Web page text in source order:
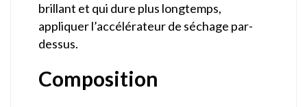
brillant et qui dure plus longtemps,
appliquer l’accélérateur de séchage par-
dessus.
Composition